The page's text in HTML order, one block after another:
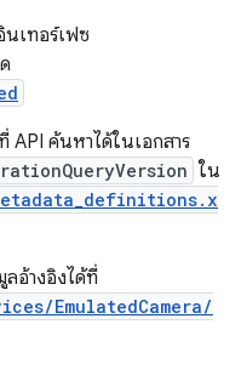
นเทอร์เฟซ
API ค้นหาได้ในเอกสาร
ใน
อ้างอิงได้ที่
EmulatedCamera/